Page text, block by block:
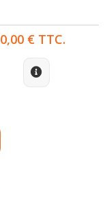
0,00 € TTC.